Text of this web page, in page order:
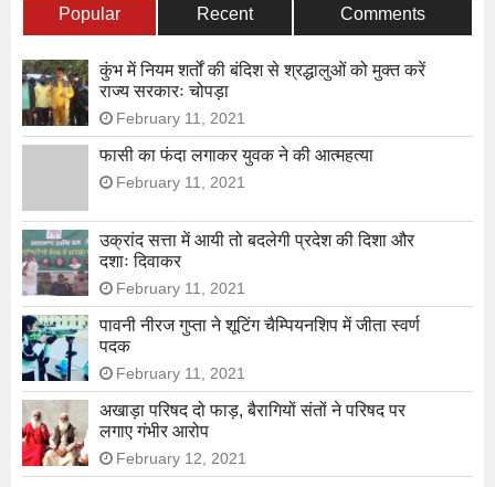
Popular Recent Comments
कुंभ में नियम शर्तों की बंदिश से श्रद्धालुओं को मुक्त करें
राज्य सरकारः चोपड़ा
February 11, 2021
फासी का फंदा लगाकर युवक ने की आत्महत्या
February 11, 2021
उक्रांद सत्ता में आयी तो बदलेगी प्रदेश की दिशा और
दशाः दिवाकर
February 11, 2021
पावनी नीरज गुप्ता ने शूटिंग चैम्पियनशिप में जीता स्वर्ण
पदक
February 11, 2021
अखाड़ा परिषद दो फाड़, बैरागियों संतों ने परिषद पर
लगाए गंभीर आरोप
February 12, 2021